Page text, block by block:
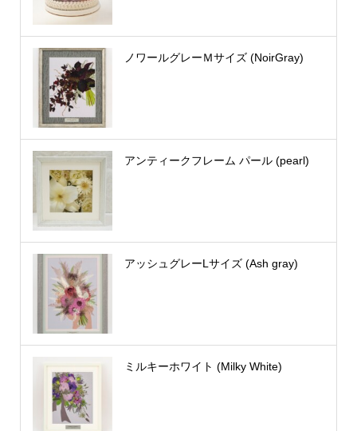
ノワールグレーＭサイズ (NoirGray)
アンティークフレーム パール (pearl)
アッシュグレーLサイズ (Ash gray)
ミルキーホワイト (Milky White)